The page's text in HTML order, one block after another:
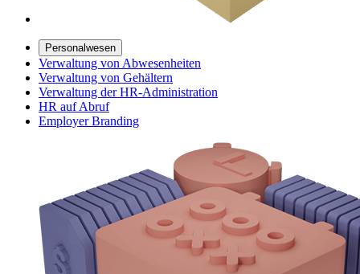
Personalwesen
Verwaltung von Abwesenheiten
Verwaltung von Gehältern
Verwaltung der HR-Administration
HR auf Abruf
Employer Branding